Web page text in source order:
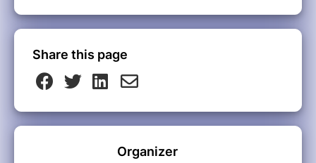
Share this page
Organizer